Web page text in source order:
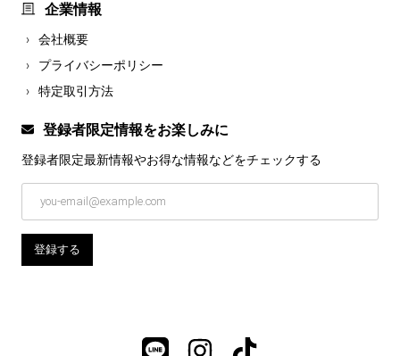
企業情報
会社概要
プライバシーポリシー
特定取引方法
登録者限定情報をお楽しみに
登録者限定最新情報やお得な情報などをチェックする